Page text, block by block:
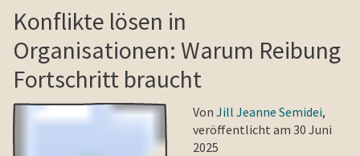
Konflikte lösen in
Organisationen: Warum Reibung
Fortschritt braucht
Von Jill Jeanne Semidei,
veröffentlicht am 30 Juni
2025